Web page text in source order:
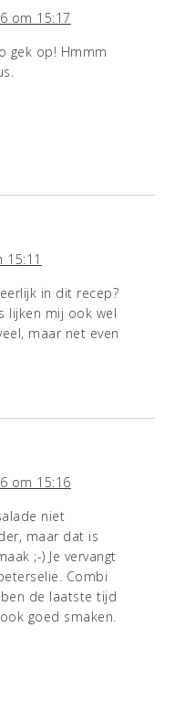
om 15:17
gek op! Hmmm
15:11
in dit recep?
lijken mij ook wel
maar net even
om 15:16
niet
maar dat is
;-) Je vervangt
Combi
de laatste tijd
goed smaken.